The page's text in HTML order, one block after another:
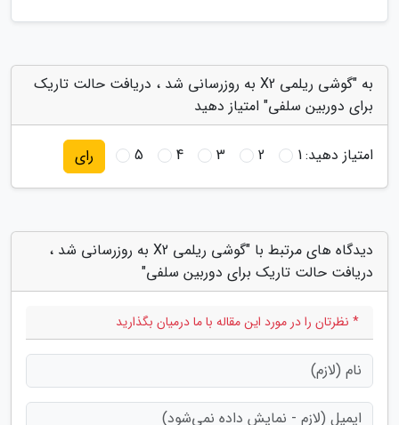
به "گوشی ریلمی X2 به روزرسانی شد ، دریافت حالت تاریک
برای دوربین سلفی" امتیاز دهید
امتیاز دهید:1
2
3
4
5 رای
دیدگاه های مرتبط با "گوشی ریلمی X2 به روزرسانی شد ،
دریافت حالت تاریک برای دوربین سلفی"
* نظرتان را در مورد این مقاله با ما درمیان بگذارید